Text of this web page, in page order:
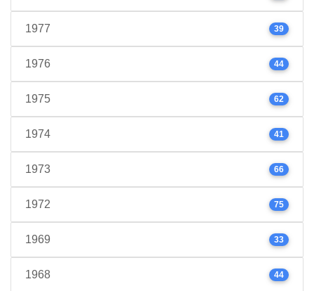
1977 39
1976 44
1975 62
1974 41
1973 66
1972 75
1969 33
1968 44